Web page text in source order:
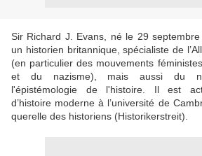
Sir Richard J. Evans, né le 29
un historien britannique, spécialiste de
(en particulier des mouvements
et du nazisme), mais aussi du
l'épistémologie de l'histoire. Il est
d’histoire moderne à l’université de
querelle des historiens (Historikerstreit).